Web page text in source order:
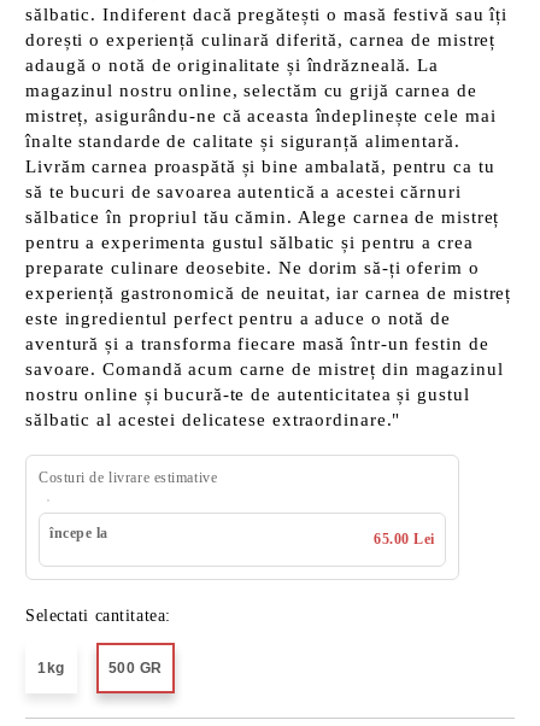
sălbatic. Indiferent dacă pregătești o masă festivă sau îți
dorești o experiență culinară diferită, carnea de mistreț
adaugă o notă de originalitate și îndrăzneală. La
magazinul nostru online, selectăm cu grijă carnea de
mistreț, asigurându-ne că aceasta îndeplinește cele mai
înalte standarde de calitate și siguranță alimentară.
Livrăm carnea proaspătă și bine ambalată, pentru ca tu
să te bucuri de savoarea autentică a acestei cărnuri
sălbatice în propriul tău cămin. Alege carnea de mistreț
pentru a experimenta gustul sălbatic și pentru a crea
preparate culinare deosebite. Ne dorim să-ți oferim o
experiență gastronomică de neuitat, iar carnea de mistreț
este ingredientul perfect pentru a aduce o notă de
aventură și a transforma fiecare masă într-un festin de
savoare. Comandă acum carne de mistreț din magazinul
nostru online și bucură-te de autenticitatea și gustul
sălbatic al acestei delicatese extraordinare."
Costuri de livrare estimative
începe la 65.00 Lei
Selectati cantitatea:
1kg 500 GR